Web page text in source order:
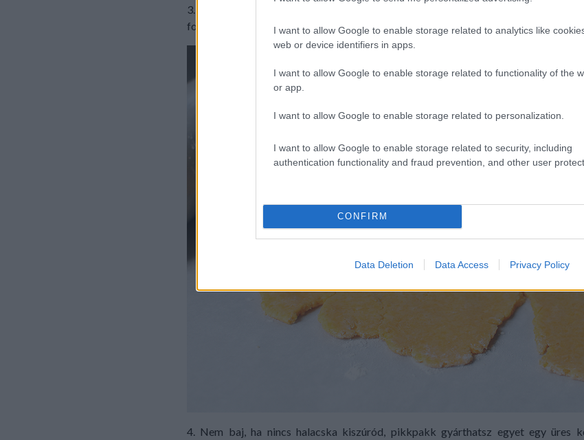
I want to allow Google to enable storage related to analytics like
web or device identifiers in apps.
I want to allow Google to enable storage related to functionality of the
or app.
I want to allow Google to enable storage related to personalization.
I want to allow Google to enable storage related to security, including
authentication functionality and fraud prevention, and other user
CONFIRM
Data Deletion Data Access Privacy Policy
3. Kábé 20 perc után kivesszük a hűtőből, és kinyújtjuk pár milliméter
formákra.
4. Nem baj, ha nincs halacska kiszúród, pikkpakk gyárthatsz egyet egy üres